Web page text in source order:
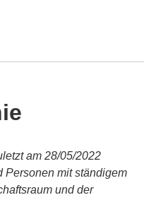
am 28/05/2022
Personen mit ständigem
und der